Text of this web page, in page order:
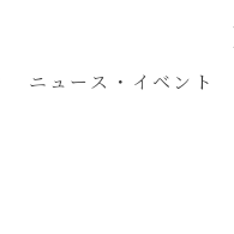
ニュース・イベント